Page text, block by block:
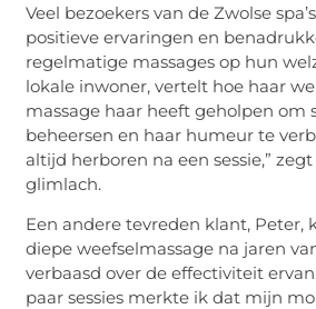
Veel bezoekers van de Zwolse
positieve ervaringen en
regelmatige massages op hun
lokale inwoner, vertelt hoe haar
massage haar heeft geholpen om
beheersen en haar humeur te
altijd herboren na een sessie,”
glimlach.
Een andere tevreden klant, Peter,
diepe weefselmassage na jaren
verbaasd over de effectiviteit
paar sessies merkte ik dat mijn